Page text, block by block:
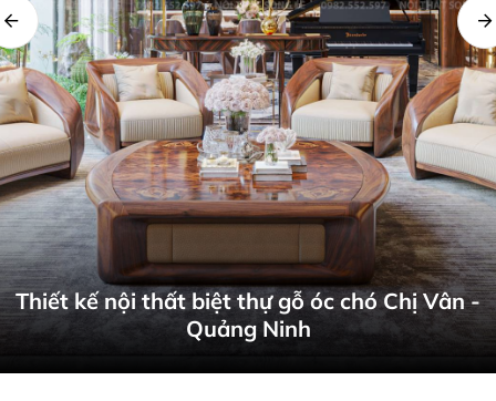
Thiết kế nội thất biệt thự Anh Quang - Ninh
Bình